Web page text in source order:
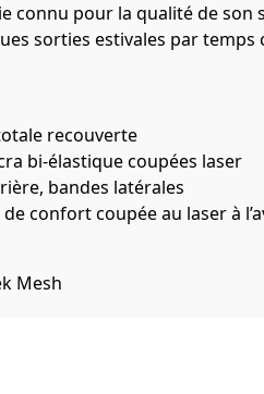
connu pour la qualité de
sorties estivales par temps
recouverte
bi-élastique coupées laser
bandes latérales
de confort coupée au laser à
Mesh